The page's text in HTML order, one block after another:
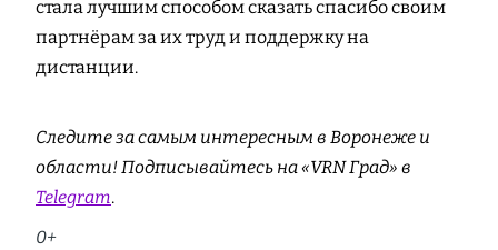
стала лучшим способом сказать спасибо своим
партнёрам за их труд и поддержку на
дистанции.
Следите за самым интересным в Воронеже и
области! Подписывайтесь на «VRN Град» в
Telegram.
0+